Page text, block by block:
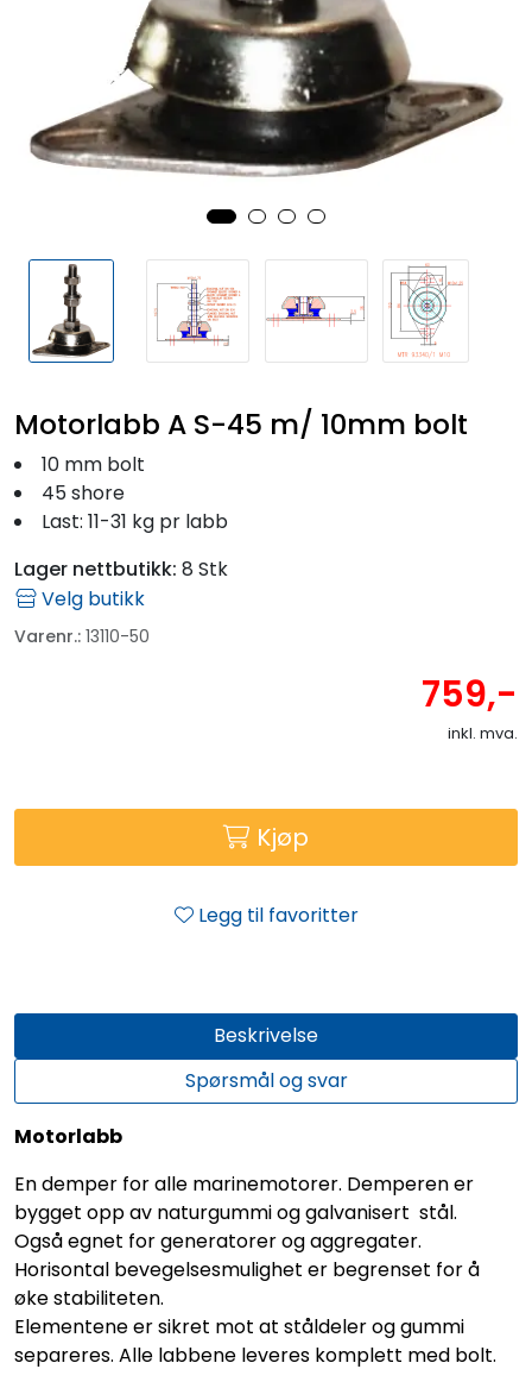
Motorlabb A S-45 m/ 10mm bolt
10 mm bolt
45 shore
Last: 11-31 kg pr labb
Lager nettbutikk: 8 Stk
Velg butikk
Varenr.: 13110-50
759,-
inkl. mva.
Kjøp
Legg til favoritter
Beskrivelse
Spørsmål og svar
Motorlabb
En demper for alle marinemotorer. Demperen er
bygget opp av naturgummi og galvanisert stål.
Også egnet for generatorer og aggregater.
Horisontal bevegelsesmulighet er begrenset for å
øke stabiliteten.
Elementene er sikret mot at ståldeler og gummi
separeres. Alle labbene leveres komplett med bolt.
Båtpleie/Opplag
Outlet